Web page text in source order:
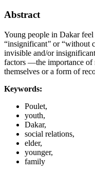
Abstract
Young people in Dakar
“insignificant" or “without
invisible and/or
factors —the importance of
themselves or a form of
Keywords:
Poulet,
youth,
Dakar,
social relations,
elder,
younger,
family